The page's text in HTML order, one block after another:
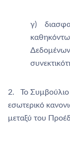
γ)
2. Το Συμβούλιο
εσωτερικό
μεταξύ του